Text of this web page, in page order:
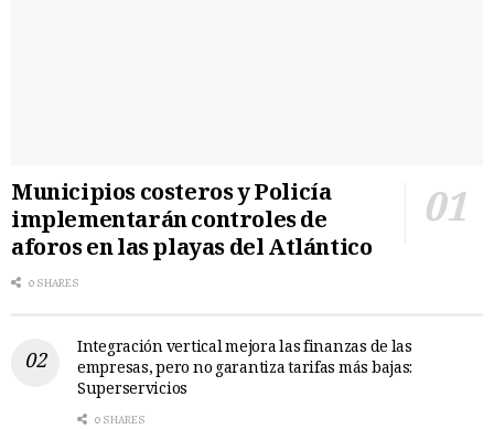
Municipios costeros y Policía
implementarán controles de
aforos en las playas del Atlántico
0 SHARES
Integración vertical mejora las finanzas de las
empresas, pero no garantiza tarifas más bajas:
Superservicios
0 SHARES